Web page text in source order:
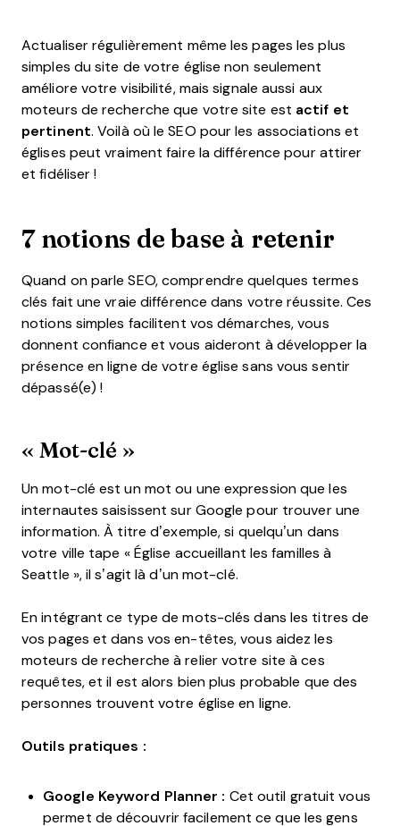
Actualiser régulièrement même les pages les plus
simples du site de votre église non seulement
améliore votre visibilité, mais signale aussi aux
moteurs de recherche que votre site est actif et
pertinent. Voilà où le SEO pour les associations et
églises peut vraiment faire la différence pour attirer
et fidéliser !
7 notions de base à retenir
Quand on parle SEO, comprendre quelques termes
clés fait une vraie différence dans votre réussite. Ces
notions simples facilitent vos démarches, vous
donnent confiance et vous aideront à développer la
présence en ligne de votre église sans vous sentir
dépassé(e) !
« Mot-clé »
Un mot-clé est un mot ou une expression que les
internautes saisissent sur Google pour trouver une
information. À titre d’exemple, si quelqu’un dans
votre ville tape « Église accueillant les familles à
Seattle », il s’agit là d’un mot-clé.
En intégrant ce type de mots-clés dans les titres de
vos pages et dans vos en-têtes, vous aidez les
moteurs de recherche à relier votre site à ces
requêtes, et il est alors bien plus probable que des
personnes trouvent votre église en ligne.
Outils pratiques :
Google Keyword Planner : Cet outil gratuit vous
permet de découvrir facilement ce que les gens